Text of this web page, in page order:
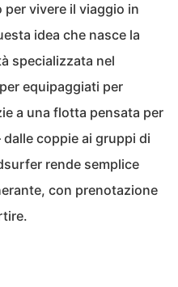
vivere il viaggio in
idea che nasce la
specializzata nel
equipaggiati per
a una flotta pensata per
coppie ai gruppi di
rende semplice
con prenotazione